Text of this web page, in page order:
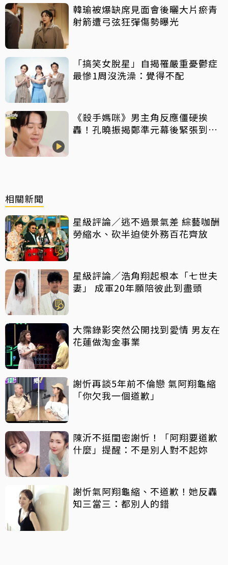
韓瑜被爆缺席見面會後曬大片瘀青
射箭遭弓弦狂彈傷勢曝光
「搞笑女脫星」自揭罹嚴重憂鬱症
最慘1周沒洗澡：覺得不配
《殺手媽咪》男主角反應僵硬挨
轟！孔曉振揭鄭準元幕後緊張到
相關新聞
星級評論／逃不過景氣差 綜藝咖酬
勞縮水、砍半迫使外務百花齊放
星級評論／浩角翔起根本「七世夫
妻」 成軍20年願陪彼此到盡頭
大霈錄影突然公開找到愛情 男友在
花蓮做淘金事業
謝忻再談5年前不倫戀 氣阿翔龜縮
「你欠我一個道歉」
陳沂不挺閨密謝忻！「阿翔要道歉
什麼」提醒：不是別人對不起妳
謝忻氣阿翔龜縮、不道歉！她反轟
知三當三：都別人的錯